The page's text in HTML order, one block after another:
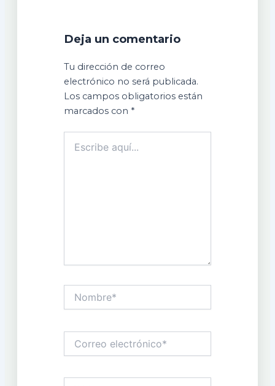
Deja un comentario
Tu dirección de correo
electrónico no será publicada.
Los campos obligatorios están
marcados con *
aquí...
electrónico*